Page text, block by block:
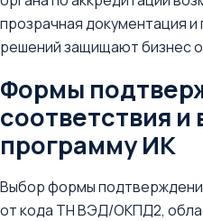
прозрачная документация
решений защищают бизнес
Формы
соответствия и
программу ИК
Выбор формы
от кода ТН ВЭД/ОКПД2,